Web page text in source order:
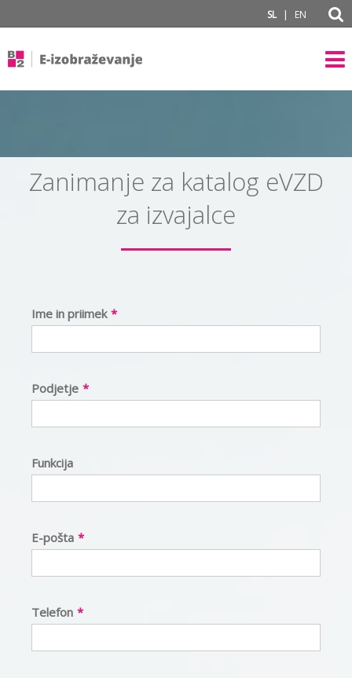
SL | EN
Zanimanje za katalog eVZD
za izvajalce
Ime in priimek *
Podjetje *
Funkcija
E-pošta *
Telefon *